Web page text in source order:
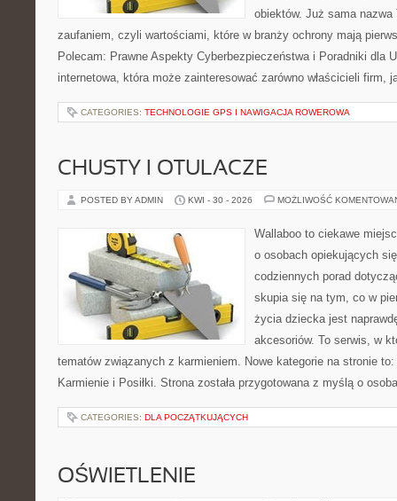
obiektów. Już sama
zaufaniem, czyli wartościami, które w branży ochrony mają
Polecam: Prawne Aspekty Cyberbezpieczeństwa i Poradniki dla
internetowa, która może zainteresować zarówno właścicieli firm,
CATEGORIES: TECHNOLOGIE GPS I NAWIGACJA ROWEROWA
CHUSTY I OTULACZE
POSTED BY ADMIN KWI - 30 - 2026 MOŻLIWOŚĆ
Wallaboo to ciekawe
o osobach opiekujących
codziennych porad
skupia się na tym, co w
życia dziecka jest
akcesoriów. To serwis, w
tematów związanych z karmieniem. Nowe kategorie na stronie
Karmienie i Posiłki. Strona została przygotowana z myślą o
CATEGORIES: DLA POCZĄTKUJĄCYCH
OŚWIETLENIE